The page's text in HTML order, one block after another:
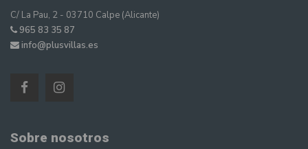
C/ La Pau, 2 - 03710 Calpe (Alicante)
965 83 35 87
info@plusvillas.es
Sobre nosotros